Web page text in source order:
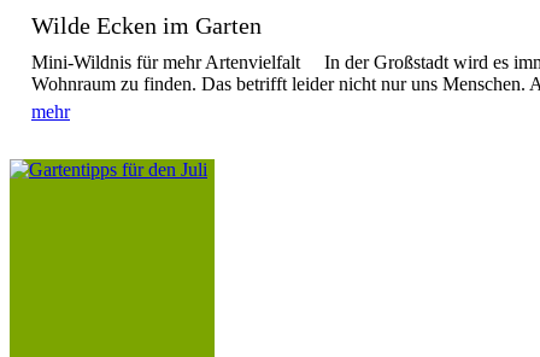
Wilde Ecken im Garten
Mini-Wildnis für mehr Artenvielfalt In der Großstadt wird es
Wohnraum zu finden. Das betrifft leider nicht nur uns Menschen.
mehr